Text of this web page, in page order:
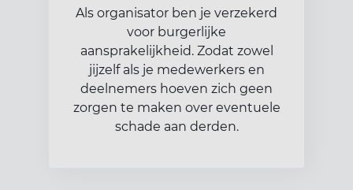
Als organisator ben je verzekerd
voor burgerlijke
aansprakelijkheid. Zodat zowel
jijzelf als je medewerkers en
deelnemers hoeven zich geen
zorgen te maken over eventuele
schade aan derden.